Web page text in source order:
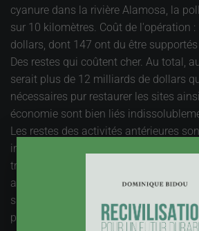
cyanure dans la rivière Alamosa, la
sur 10 kilomètres. Coût de l'opération
dollars, dont 147 ont du être
Des restes qui coûtent cher. Au total,
serait plus de 12 milliards de dollars
nécessaires pur restaurer les sites
économie sont bien liés
Les restes des activités antérieures
inventaires sont réalisés, mais il n'est
traiter tous les sols pollués,
ait une raison à cela, Risque potentiel
sur des sols dont l'histoire montre
probablement des substances